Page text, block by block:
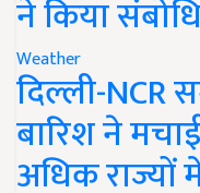
ने किया
Weather
दिल्ली-NCR
बारिश ने
अधिक